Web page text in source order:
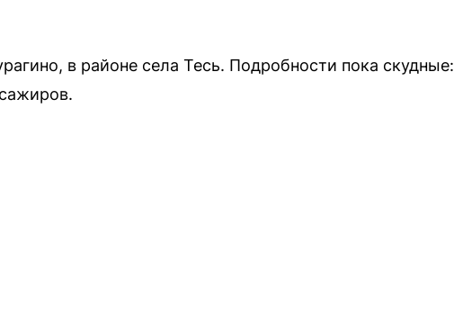
в районе села Тесь. Подробности пока скудные: